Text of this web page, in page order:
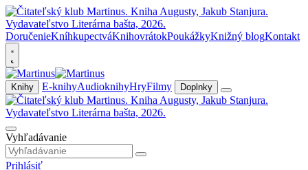
DoručenieKníhkupectváKnihovrátokPoukážkyKnižný blogKontakt
Knihy E-knihyAudioknihyHryFilmy Doplnky
Vyhľadávanie
Prihlásiť